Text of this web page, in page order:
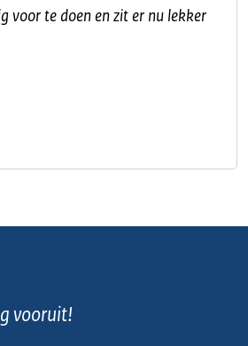
voor te doen en zit er nu lekker
vooruit!